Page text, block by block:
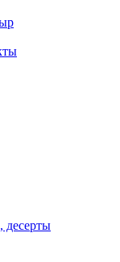
десерты